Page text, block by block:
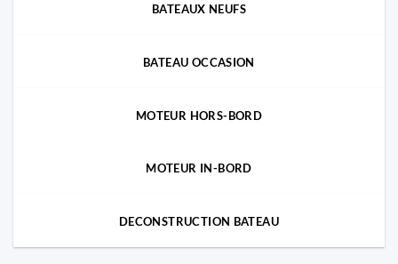
BATEAUX NEUFS
BATEAU OCCASION
MOTEUR HORS-BORD
MOTEUR IN-BORD
DECONSTRUCTION BATEAU